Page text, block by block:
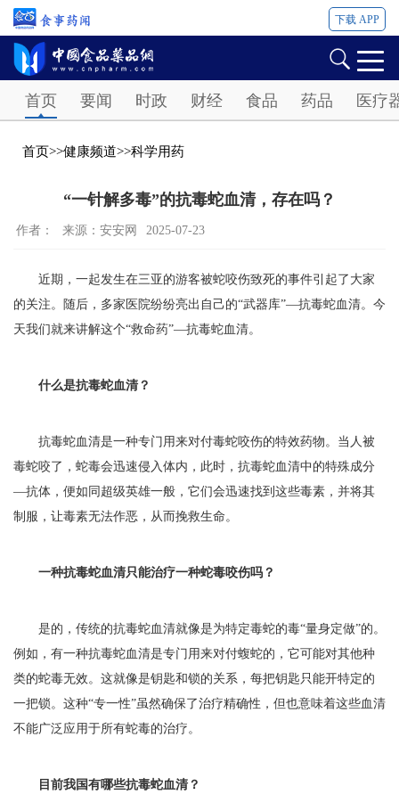
下载 APP
首页 要闻 时政 财经 食品 药品 医疗
首页>>健康频道>>科学用药
“一针解多毒”的抗毒蛇血清，存在吗？
作者： 来源：安安网 2025-07-23
近期，一起发生在三亚的游客被蛇咬伤致死的事件引起了大家
的关注。随后，多家医院纷纷亮出自己的“武器库”—抗毒蛇血清。今
天我们就来讲解这个“救命药”—抗毒蛇血清。
什么是抗毒蛇血清？
抗毒蛇血清是一种专门用来对付毒蛇咬伤的特效药物。当人被
毒蛇咬了，蛇毒会迅速侵入体内，此时，抗毒蛇血清中的特殊成分
—抗体，便如同超级英雄一般，它们会迅速找到这些毒素，并将其
制服，让毒素无法作恶，从而挽救生命。
一种抗毒蛇血清只能治疗一种蛇毒咬伤吗？
是的，传统的抗毒蛇血清就像是为特定毒蛇的毒“量身定做”的。
例如，有一种抗毒蛇血清是专门用来对付蝮蛇的，它可能对其他种
类的蛇毒无效。这就像是钥匙和锁的关系，每把钥匙只能开特定的
一把锁。这种“专一性”虽然确保了治疗精确性，但也意味着这些血清
不能广泛应用于所有蛇毒的治疗。
目前我国有哪些抗毒蛇血清？